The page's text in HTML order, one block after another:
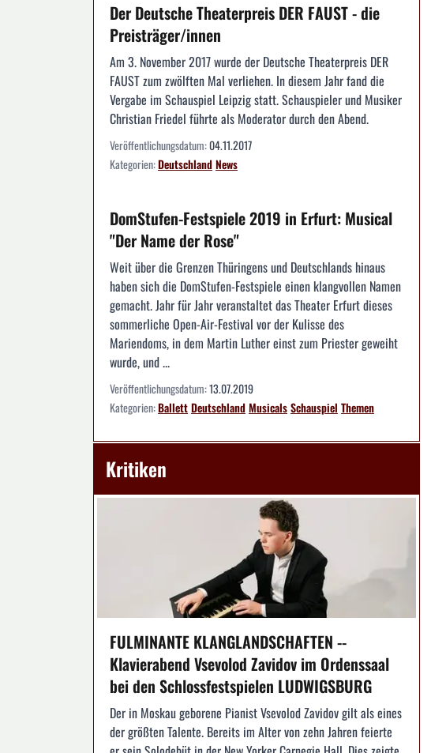
Der Deutsche Theaterpreis DER FAUST - die
Preisträger/innen
Am 3. November 2017 wurde der Deutsche Theaterpreis DER
FAUST zum zwölften Mal verliehen. In diesem Jahr fand die
Vergabe im Schauspiel Leipzig statt. Schauspieler und Musiker
Christian Friedel führte als Moderator durch den Abend.
Veröffentlichungsdatum:04.11.2017
Kategorien:DeutschlandNews
DomStufen-Festspiele 2019 in Erfurt: Musical
"Der Name der Rose"
Weit über die Grenzen Thüringens und Deutschlands hinaus
haben sich die DomStufen-Festspiele einen klangvollen Namen
gemacht. Jahr für Jahr veranstaltet das Theater Erfurt dieses
sommerliche Open-Air-Festival vor der Kulisse des
Mariendoms, in dem Martin Luther einst zum Priester geweiht
wurde, und ...
Veröffentlichungsdatum:13.07.2019
Kategorien:BallettDeutschlandMusicalsSchauspiel Themen
Kritiken
FULMINANTE KLANGLANDSCHAFTEN --
Klavierabend Vsevolod Zavidov im Ordenssaal
bei den Schlossfestspielen LUDWIGSBURG
Der in Moskau geborene Pianist Vsevolod Zavidov gilt als eines
der größten Talente. Bereits im Alter von zehn Jahren feierte